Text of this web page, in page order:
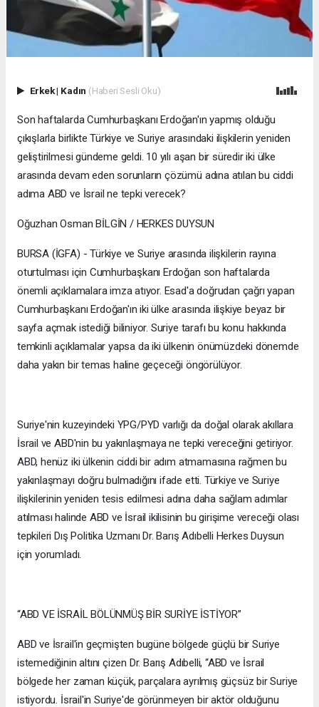
Erkek| Kadın (Haberi Sesli Oku)
Son haftalarda Cumhurbaşkanı Erdoğan'ın yapmış olduğu
çıkışlarla birlikte Türkiye ve Suriye arasındaki ilişkilerin yeniden
geliştirilmesi gündeme geldi. 10 yılı aşan bir süredir iki ülke
arasında devam eden sorunların çözümü adına atılan bu ciddi
adıma ABD ve İsrail ne tepki verecek?
Oğuzhan Osman BİLGİN / HERKES DUYSUN
BURSA (İGFA) - Türkiye ve Suriye arasında ilişkilerin rayına
oturtulması için Cumhurbaşkanı Erdoğan son haftalarda
önemli açıklamalara imza atıyor. Esad'a doğrudan çağrı yapan
Cumhurbaşkanı Erdoğan'ın iki ülke arasında ilişkiye beyaz bir
sayfa açmak istediği biliniyor. Suriye tarafı bu konu hakkında
temkinli açıklamalar yapsa da iki ülkenin önümüzdeki dönemde
daha yakın bir temas haline geçeceği öngörülüyor.
Suriye'nin kuzeyindeki YPG/PYD varlığı da doğal olarak akıllara
İsrail ve ABD'nin bu yakınlaşmaya ne tepki vereceğini getiriyor.
ABD, henüz iki ülkenin ciddi bir adım atmamasına rağmen bu
yakınlaşmayı doğru bulmadığını ifade etti. Türkiye ve Suriye
ilişkilerinin yeniden tesis edilmesi adına daha sağlam adımlar
atılması halinde ABD ve İsrail ikilisinin bu girişime vereceği olası
tepkileri Dış Politika Uzmanı Dr. Barış Adıbelli Herkes Duysun
için yorumladı.
“ABD VE İSRAİL BÖLÜNMÜŞ BİR SURİYE İSTİYOR”
ABD ve İsrail'in geçmişten bugüne bölgede güçlü bir Suriye
istemediğinin altını çizen Dr. Barış Adıbelli, “ABD ve İsrail
bölgede her zaman küçük, parçalara ayrılmış güçsüz bir Suriye
istiyordu. İsrail'in Suriye'de görünmeyen bir aktör olduğunu